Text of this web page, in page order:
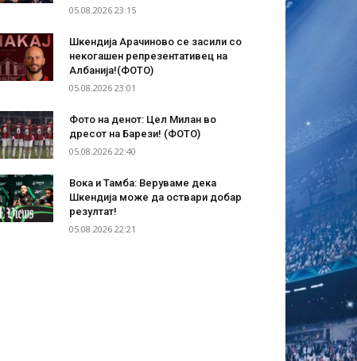
05.08.2026 23:15
Шкендија Арачиново се засили со
некогашен репрезентативец на
Албанија!(ФОТО)
05.08.2026 23:01
Фото на денот: Цел Милан во
дресот на Барези! (ФОТО)
05.08.2026 22:40
Вока и Тамба: Веруваме дека
Шкендија може да оствари добар
резултат!
05.08.2026 22:21